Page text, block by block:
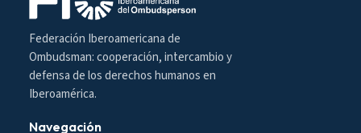
Federación Iberoamericana de
Ombudsman: cooperación, intercambio y
defensa de los derechos humanos en
Iberoamérica.
Navegación